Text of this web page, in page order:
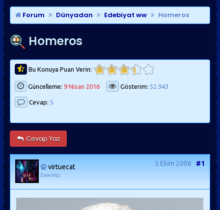
KISAYOLLAR
Forum Dünyadan Edebiyat ww Homeros
Homeros
Bu Konuya Puan Verin:
Güncelleme: 9 Nisan 2016 Gösterim: 52.943
Cevap: 5
Cevap Yaz
virtuecat
Ziyaretçi
5 Ekim 2006 #1